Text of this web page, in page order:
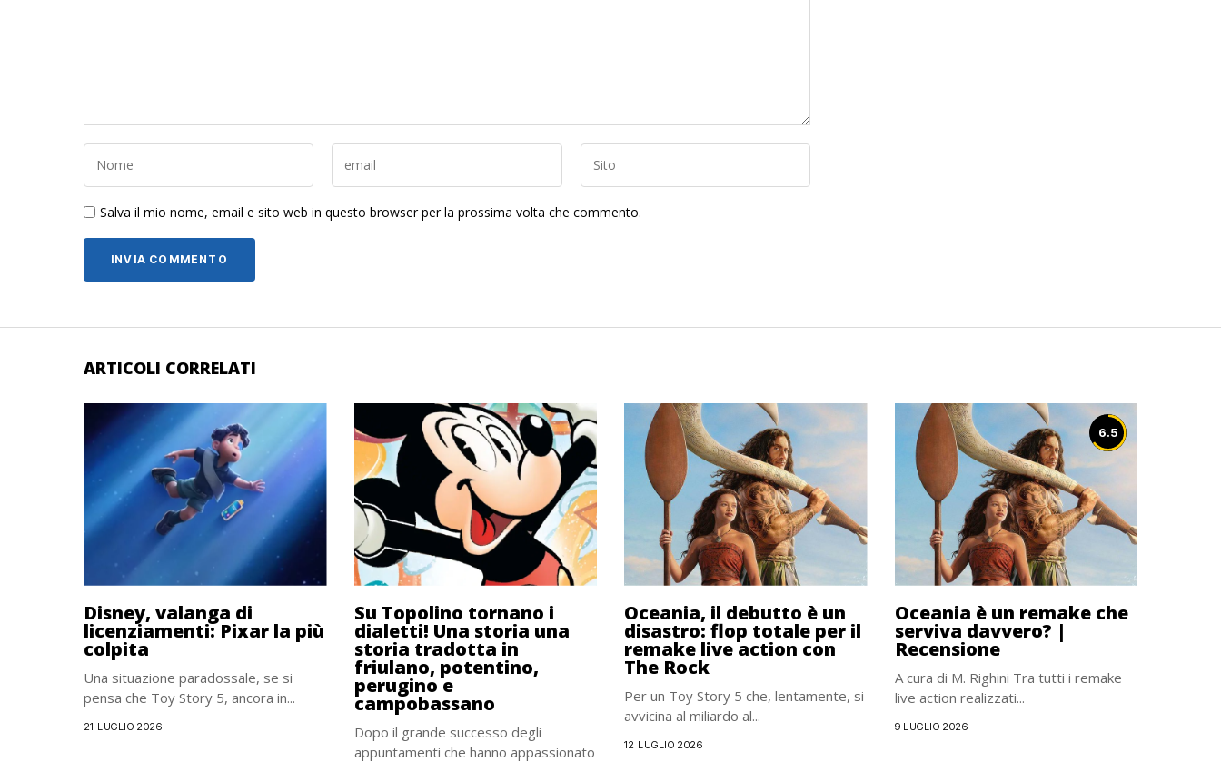
Salva il mio nome, email e sito web in questo browser per la prossima volta che commento.
ARTICOLI CORRELATI
Disney, valanga di
licenziamenti: Pixar la più
colpita
Una situazione paradossale, se si
pensa che Toy Story 5, ancora in...
21 LUGLIO 2026
Su Topolino tornano i
dialetti! Una storia una
storia tradotta in
friulano, potentino,
perugino e
campobassano
Dopo il grande successo degli
appuntamenti che hanno appassionato
Oceania, il debutto è un
disastro: flop totale per il
remake live action con
The Rock
Per un Toy Story 5 che, lentamente, si
avvicina al miliardo al...
12 LUGLIO 2026
6.5
Oceania è un remake che
serviva davvero? |
Recensione
A cura di M. Righini Tra tutti i remake
live action realizzati...
9 LUGLIO 2026